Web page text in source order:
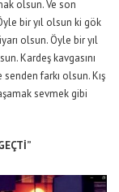
olsun. Ve son
bir yıl olsun ki gök
olsun. Öyle bir yıl
Kardeş kavgasını
farkı olsun. Kış
sevmek gibi